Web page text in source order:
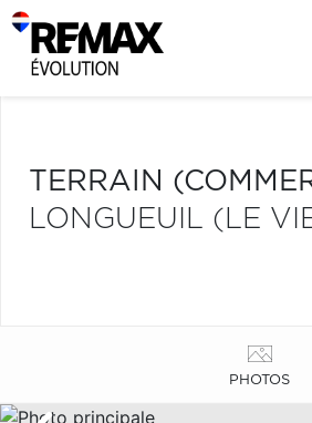
TERRAIN
LONGUEUIL (LE
PHOTOS